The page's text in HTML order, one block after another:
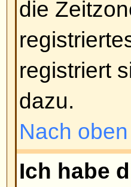
viele Beiträge
Benutzer, z.
könnten
Sie die
Beiträgen,
werden Sie
treffen, der
Nach oben